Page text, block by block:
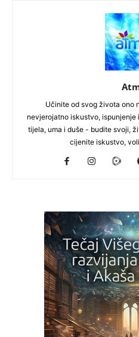
Učinite od svog života ono
nevjerojatno iskustvo,
tijela, uma i duše - budite svoji,
cijenite iskustvo,